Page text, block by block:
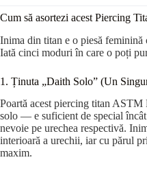
Cum să asortezi acest Piercing
Inima din titan e o piesă feminină
Iată cinci moduri în care o poți
1. Ținuta „Daith Solo” (Un
Poartă acest piercing titan
solo — e suficient de special
nevoie pe urechea respectivă.
interioară a urechii, iar cu părul
maxim.